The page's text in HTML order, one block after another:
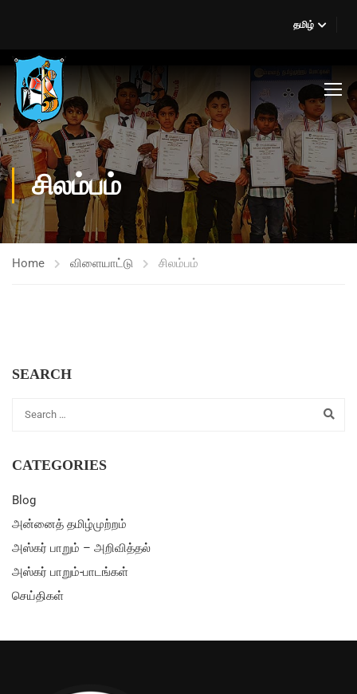
தமிழ்
சிலம்பம்
Home விளையாட்டு சிலம்பம்
SEARCH
CATEGORIES
Blog
அன்னைத் தமிழ்முற்றம்
அஸ்கர் பாறும் – அறிவித்தல்
அஸ்கர் பாறும்-பாடங்கள்
செய்திகள்